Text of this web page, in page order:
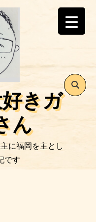
きガ
ん
に福岡を主とし
です